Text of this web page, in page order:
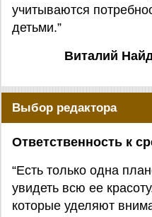
учитываются
детьми.”
Виталий
Выбор редактора
Ответственность к
“Есть только одна
увидеть всю ее
которые уделяют